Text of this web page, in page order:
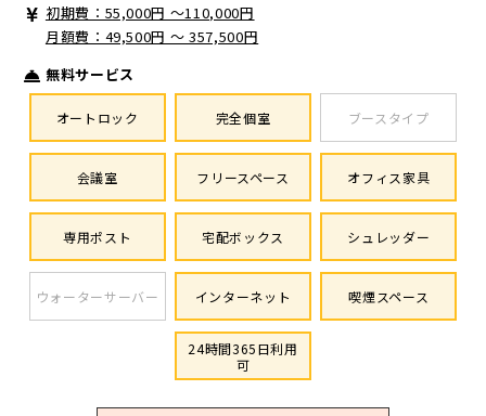
初期費：55,000円 〜110,000円
月額費：49,500円 ～ 357,500円
無料サービス
オートロック 完全個室 ブースタイプ
会議室 フリースペース オフィス家具
専用ポスト 宅配ボックス シュレッダー
ウォーターサーバー インターネット 喫煙スペース
24時間365日利用
可